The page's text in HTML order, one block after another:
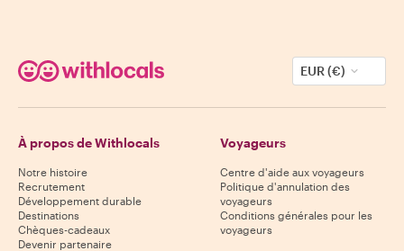
EUR (€)
À propos de Withlocals
Notre histoire
Recrutement
Développement durable
Destinations
Chèques-cadeaux
Devenir partenaire
Voyageurs
Centre d'aide aux voyageurs
Politique d'annulation des
voyageurs
Conditions générales pour les
voyageurs